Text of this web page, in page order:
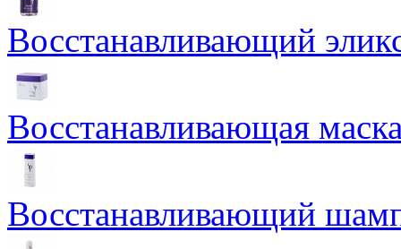
Восстанавливающий
Восстанавливающая
Восстанавливающий